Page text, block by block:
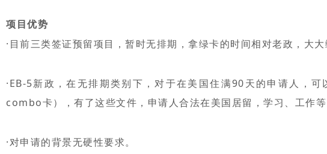
项目优势
·目前三类签证预留项目，暂时无排期，拿绿卡的时间相对老政，大大
·EB-5新政，在无排期类别下，对于在美国住满90天的申请人，
combo卡），有了这些文件，申请人合法在美国居留，学习、工作
·对申请的背景无硬性要求。